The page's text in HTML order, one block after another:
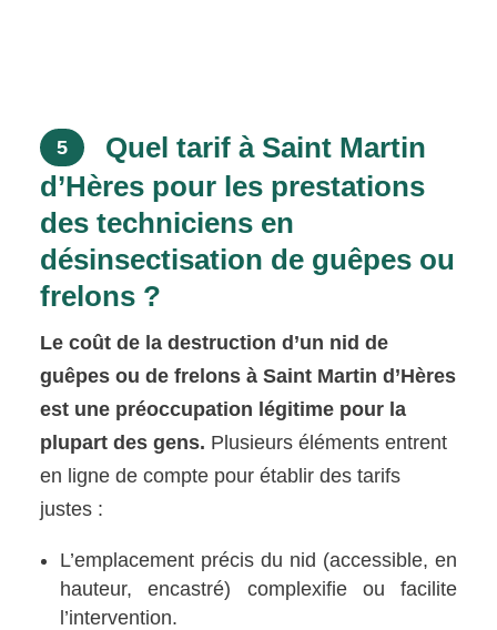
5
Quel tarif à Saint Martin
d’Hères pour les prestations
des techniciens en
désinsectisation de guêpes ou
frelons ?
Le coût de la destruction d’un nid de
guêpes ou de frelons à Saint Martin d’Hères
est une préoccupation légitime pour la
plupart des gens. Plusieurs éléments entrent
en ligne de compte pour établir des tarifs
justes :
L’emplacement précis du nid (accessible, en
hauteur, encastré) complexifie ou facilite
l’intervention.